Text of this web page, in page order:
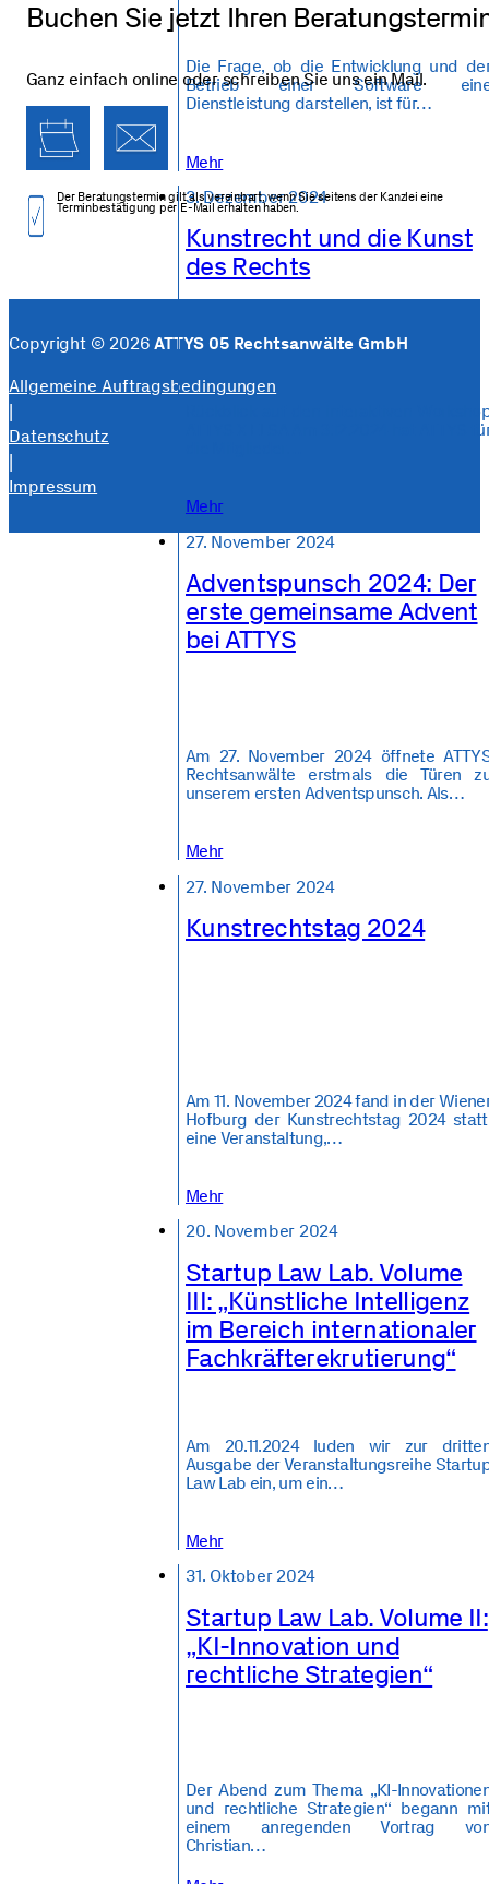
Die Frage, ob die Entwicklung und
Betrieb einer Software
Dienstleistung darstellen, ist für…
Mehr
3. Dezember 2024
Kunstrecht und die Kunst
des Rechts
Rückblick auf den interaktiven
ATTYS X ELSA Am 3.12.2024 hat ATTYS
Mehr
27. November 2024
Adventspunsch 2024: Der
erste gemeinsame Advent
bei ATTYS
Am 27. November 2024 öffnete
Rechtsanwälte erstmals die Türen
unserem ersten Adventspunsch. Als…
Mehr
27. November 2024
Kunstrechtstag 2024
Am 11. November 2024 fand in der
Hofburg der Kunstrechtstag 2024
eine Veranstaltung,…
Mehr
20. November 2024
Startup Law Lab. Volume
III: „Künstliche Intelligenz
im Bereich internationaler
Fachkräfterekrutierung“
Am 20.11.2024 luden wir zur
Ausgabe der Veranstaltungsreihe
Law Lab ein, um ein…
Mehr
31. Oktober 2024
Startup Law Lab. Volume II:
„KI-Innovation und
rechtliche Strategien“
Der Abend zum Thema „KI-
und rechtliche Strategien“ begann
einem anregenden Vortrag
Christian…
Buchen Sie jetzt Ihren
Ganz einfach online oder schreiben Sie uns ein Mail.
Der Beratungs­termin gilt als vereinbart, wenn Sie seitens der Kanzlei eine
Termin­bestätigung per E-Mail erhalten haben.
Copyright © 2026ATTYS 05 Rechtsanwälte GmbH
Allgemeine Auftragsbedingungen
Datenschutz
Impressum